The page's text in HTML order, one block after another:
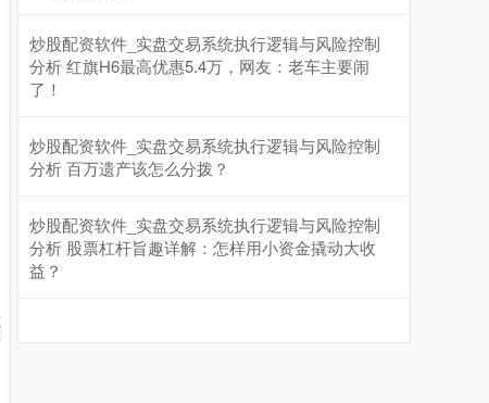
北证50 1132.65 +9.78 +0.87%
炒股配资软件_实盘交易系统执行逻辑与风险控制
分析 红旗H6最高优惠5.4万，网友：老车主要闹
了！
炒股配资软件_实盘交易系统执行逻辑与风险控制
分析 百万遗产该怎么分拨？
炒股配资软件_实盘交易系统执行逻辑与风险控制
分析 股票杠杆旨趣详解：怎样用小资金撬动大收
益？